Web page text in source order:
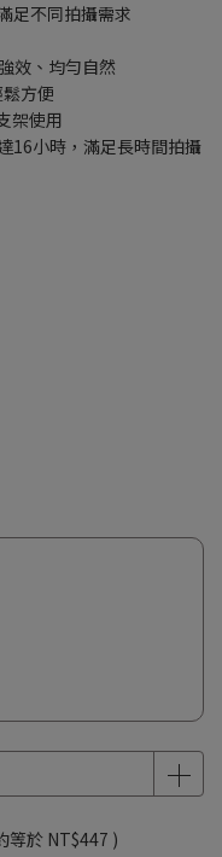
足不同拍攝需求
效、均勻自然
方便
架使用
16小時，滿足長時間拍攝
等於 NT$447 )